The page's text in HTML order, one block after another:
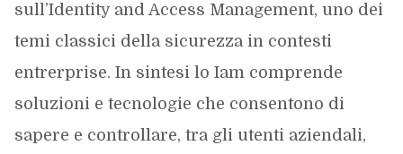
sull’Identity and Access Management, uno dei
temi classici della sicurezza in contesti
entrerprise. In sintesi lo Iam comprende
soluzioni e tecnologie che consentono di
sapere e controllare, tra gli utenti aziendali,